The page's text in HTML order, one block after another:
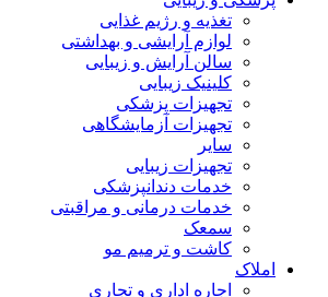
تغذیه و رژیم غذایی
لوازم آرایشی و بهداشتی
سالن آرایش و زیبایی
کلینیک زیبایی
تجهیزات پزشکی
تجهیزات آزمایشگاهی
سایر
تجهیزات زیبایی
خدمات دندانپزشکی
خدمات درمانی و مراقبتی
سمعک
کاشت و ترمیم مو
املاک
اجاره اداری و تجاری